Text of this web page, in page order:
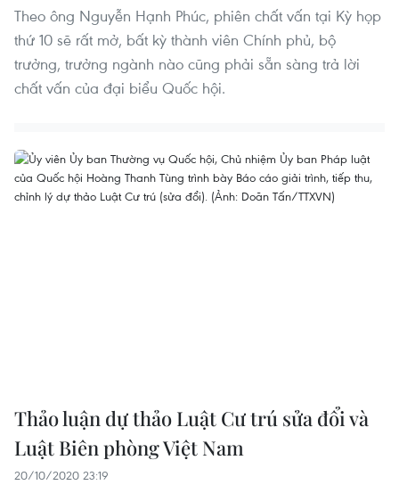
Theo ông Nguyễn Hạnh Phúc, phiên chất vấn tại Kỳ họp
thứ 10 sẽ rất mở, bất kỳ thành viên Chính phủ, bộ
trưởng, trưởng ngành nào cũng phải sẵn sàng trả lời
chất vấn của đại biểu Quốc hội.
Thảo luận dự thảo Luật Cư trú sửa đổi và
Luật Biên phòng Việt Nam
20/10/2020 23:19